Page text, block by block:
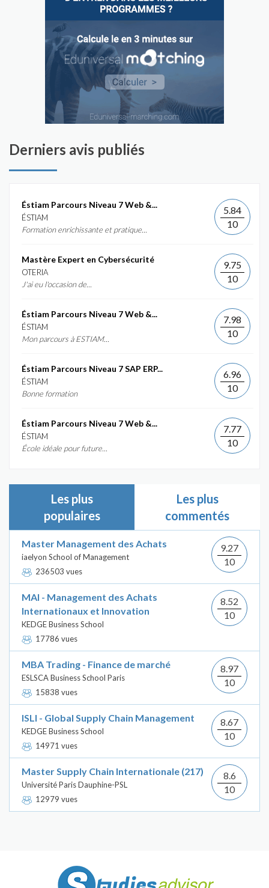
Derniers avis publiés
Éstiam Parcours Niveau 7 Web &...
ÉSTIAM
Formation enrichissante et pratique...
5.84
10
Mastère Expert en Cybersécurité
OTERIA
J'ai eu l'occasion de...
9.75
10
Éstiam Parcours Niveau 7 Web &...
ÉSTIAM
Mon parcours à ESTIAM...
7.98
10
Éstiam Parcours Niveau 7 SAP ERP...
ÉSTIAM
Bonne formation
6.96
10
Éstiam Parcours Niveau 7 Web &...
ÉSTIAM
École idéale pour future...
7.77
10
Les plus
populaires
Les plus
commentés
Master Management des Achats
iaelyon School of Management
236503 vues
9.27
10
MAI - Management des Achats
Internationaux et Innovation
KEDGE Business School
17786 vues
8.52
10
MBA Trading - Finance de marché
ESLSCA Business School Paris
15838 vues
8.97
10
ISLI - Global Supply Chain Management
KEDGE Business School
14971 vues
8.67
10
Master Supply Chain Internationale (217)
Université Paris Dauphine-PSL
12979 vues
8.6
10